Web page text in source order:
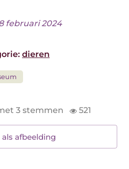
februari 2024
dieren
3 stemmen 521
als afbeelding